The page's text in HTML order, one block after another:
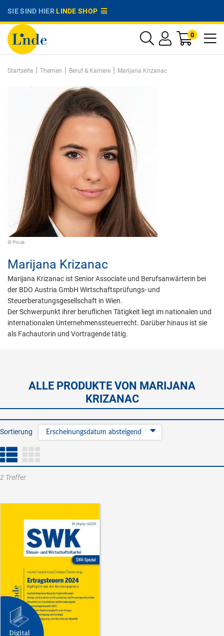
SIE SIND HIERLINDE SHOP
0
Startseite | Themen | Beruf & Karriere | Marijana Krizanac
© Privat
Marijana Krizanac
Marijana Krizanac ist Senior Associate und Berufsanwärterin bei
der BDO Austria GmbH Wirtschaftsprüfungs- und
Steuerberatungsgesellschaft in Wien.
Der Schwerpunkt ihrer beruflichen Tätigkeit liegt im nationalen und
internationalen Unternehmenssteuerrecht. Darüber hinaus ist sie
als Fachautorin und Vortragende tätig.
ALLE PRODUKTE VON MARIJANA
KRIZANAC
Sortierung Erscheinungsdatum absteigend
2 Treffer